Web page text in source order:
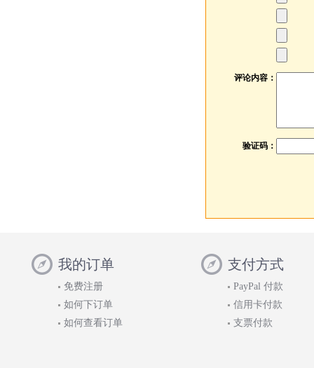
评论内容：
验证码：
我的订单
免费注册
如何下订单
如何查看订单
支付方式
PayPal 付款
信用卡付款
支票付款